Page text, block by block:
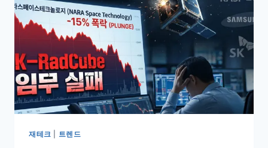
재테크 트렌드